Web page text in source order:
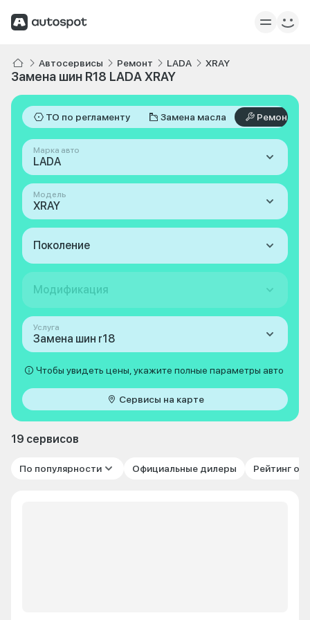
Автосервисы Ремонт LADA XRAY
Замена шин R18 LADA XRAY
ТО по регламенту Замена масла Ремонт
Марка авто
LADA
Модель
XRAY
Поколение
Модификация
Услуга
Замена шин r18
Чтобы увидеть цены, укажите полные параметры авто
Сервисы на карте
19 сервисов
По популярности Официальные дилеры Рейтинг